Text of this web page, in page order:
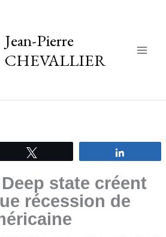
Jean-Pierre
CHEVALLIER
state créent
récession de